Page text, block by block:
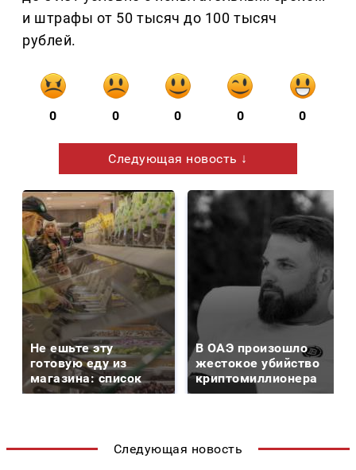
и штрафы от 50 тысяч до 100 тысяч
рублей.
0 0 0 0 0
Следующая новость ↓
Не ешьте эту
готовую еду из
магазина: список
В ОАЭ произошло
жестокое убийство
криптомиллионера
Следующая новость